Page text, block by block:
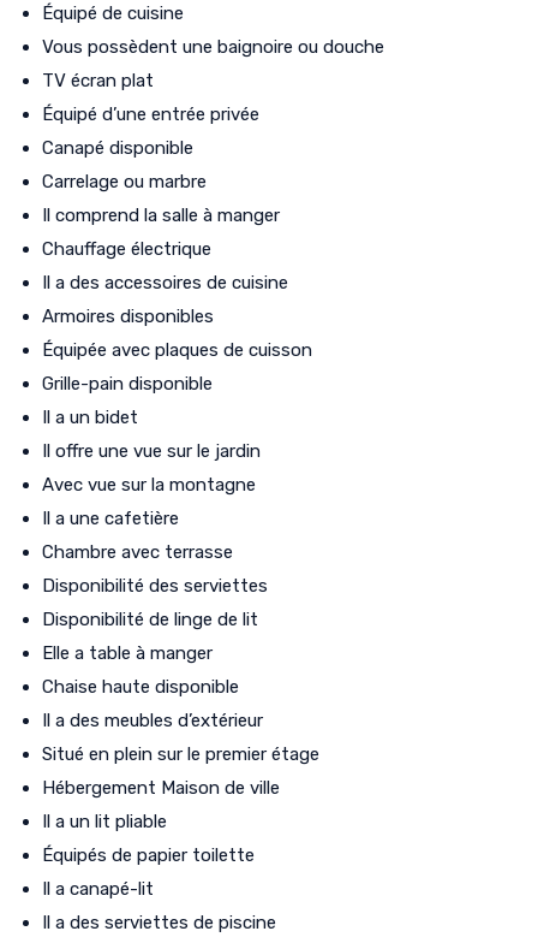
Équipé de cuisine
Vous possèdent une baignoire ou douche
TV écran plat
Équipé d’une entrée privée
Canapé disponible
Carrelage ou marbre
Il comprend la salle à manger
Chauffage électrique
Il a des accessoires de cuisine
Armoires disponibles
Équipée avec plaques de cuisson
Grille-pain disponible
Il a un bidet
Il offre une vue sur le jardin
Avec vue sur la montagne
Il a une cafetière
Chambre avec terrasse
Disponibilité des serviettes
Disponibilité de linge de lit
Elle a table à manger
Chaise haute disponible
Il a des meubles d’extérieur
Situé en plein sur le premier étage
Hébergement Maison de ville
Il a un lit pliable
Équipés de papier toilette
Il a canapé-lit
Il a des serviettes de piscine